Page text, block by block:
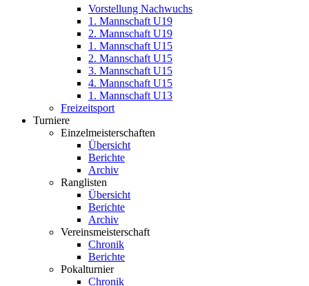
Vorstellung Nachwuchs
1. Mannschaft U19
2. Mannschaft U19
1. Mannschaft U15
2. Mannschaft U15
3. Mannschaft U15
4. Mannschaft U15
1. Mannschaft U13
Freizeitsport
Turniere
Einzelmeisterschaften
Übersicht
Berichte
Archiv
Ranglisten
Übersicht
Berichte
Archiv
Vereinsmeisterschaft
Chronik
Berichte
Pokalturnier
Chronik